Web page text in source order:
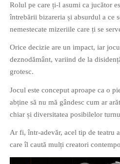
Rolul pe care ți-l asumi ca jucător
întrebării bizareria și absurdul a ce
nemestecate mizeriile care ți se
Orice decizie are un impact, iar
deznodământ, variind de la
grotesc.
Jocul este conceput aproape ca o
abține să nu mă gândesc cum ar
chiar și diversitatea posibilelor
Ar fi, într-adevăr, acel tip de teatru
care îl caută mulți creatori